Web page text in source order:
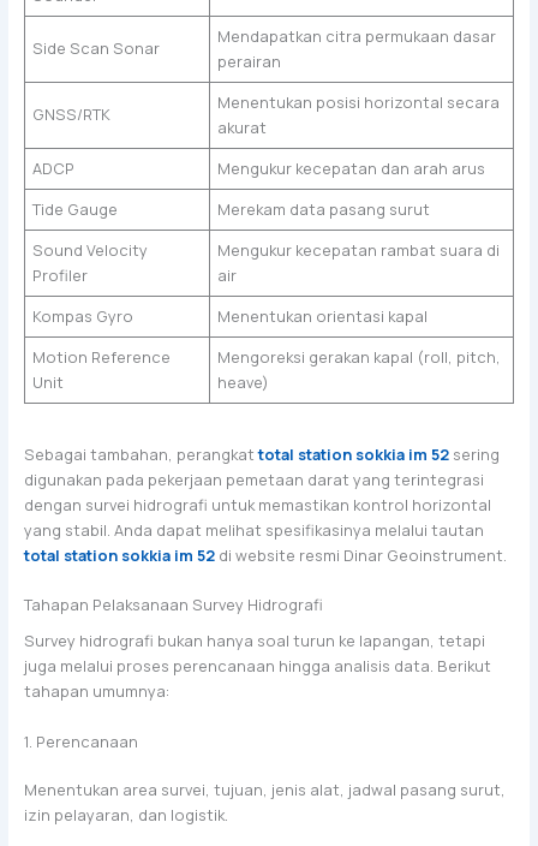
Side Scan Sonar
Mendapatkan citra permukaan dasar
perairan
GNSS/RTK
Menentukan posisi horizontal secara
akurat
ADCP
Mengukur kecepatan dan arah arus
Tide Gauge
Merekam data pasang surut
Sound Velocity
Profiler
Mengukur kecepatan rambat suara di
air
Kompas Gyro
Menentukan orientasi kapal
Motion Reference
Unit
Mengoreksi gerakan kapal (roll, pitch,
heave)
Sebagai tambahan, perangkattotal station sokkia im 52sering
digunakan pada pekerjaan pemetaan darat yang terintegrasi
dengan survei hidrografi untuk memastikan kontrol horizontal
yang stabil. Anda dapat melihat spesifikasinya melalui tautan
total station sokkia im 52di website resmi Dinar Geoinstrument.
Tahapan Pelaksanaan Survey Hidrografi
Survey hidrografi bukan hanya soal turun ke lapangan, tetapi
juga melalui proses perencanaan hingga analisis data. Berikut
tahapan umumnya:
1. Perencanaan
Menentukan area survei, tujuan, jenis alat, jadwal pasang surut,
izin pelayaran, dan logistik.